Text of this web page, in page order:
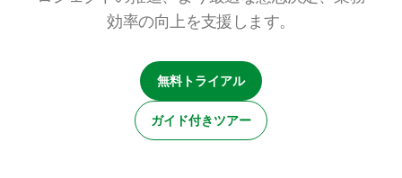
製品関連
事業所 / 連絡先
効率の向上を支援します。
無料トライアル
ガイド付きツアー